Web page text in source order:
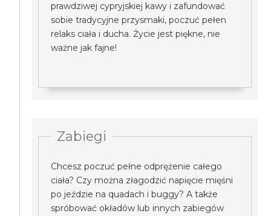
prawdziwej cypryjskiej kawy i zafundować
sobie tradycyjne przysmaki, poczuć pełen
relaks ciała i ducha. Życie jest piękne, nie
ważne jak fajne!
Zabiegi
Chcesz poczuć pełne odprężenie całego
ciała? Czy można złagodzić napięcie mięśni
po jeździe na quadach i buggy? A także
spróbować okładów lub innych zabiegów